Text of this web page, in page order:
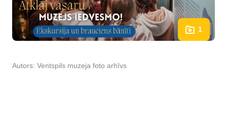
1
Autors: Ventspils muzeja foto arhīvs